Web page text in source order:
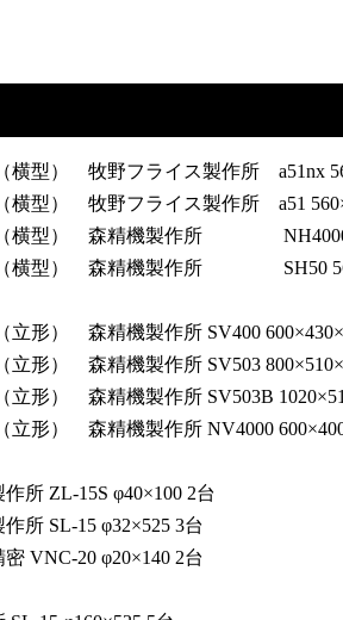
横型） 牧野フライス製作所 a51nx
横型） 牧野フライス製作所 a51
（横型） 森精機製作所 NH4000
（横型） 森精機製作所 SH50
立形） 森精機製作所 SV400
立形） 森精機製作所 SV503
立形） 森精機製作所 SV503B
立形） 森精機製作所 NV4000
所 ZL-15S φ40×100 2台
所 SL-15 φ32×525 3台
VNC-20 φ20×140 2台